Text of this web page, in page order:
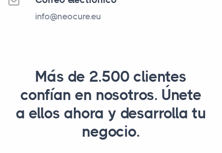
info@neocure.eu
Más de 2.500 clientes
confían en nosotros. Únete
a ellos ahora y desarrolla tu
negocio.